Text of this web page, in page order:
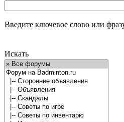
Введите ключевое слово или
Искать